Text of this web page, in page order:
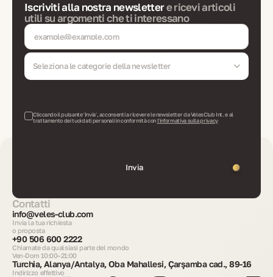
Iscriviti alla nostra newslettere ricevi articoli
utili su argomenti che ti interessano
Seleziona le categorie della newsletter
Cliccando il pulsante 'Invia', acconsenti a ricevere le newsletter da VelesClub Int. e al
trattamento dei tuoi dati personali in conformità conl'informativa sulla privacy
Invia
Contatti
info@veles-club.com
Invia la tua richiesta
o proposta
+90 506 600 2222
Chiamate da qualsiasi parte del mondo
Ven-Dom 10:00–21:00
Turchia, Alanya/Antalya, Oba Mahallesi, Çarşamba cad., 89-16
Indirizzo effettivo